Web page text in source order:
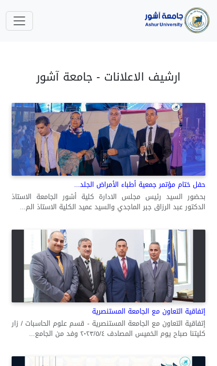
ارشيف الاعلانات - جامعة آشور
حفل ختام مؤتمر جمعية أطباء الأمراض الجلد...
بحضور السيد رئيس مجلس الادارة كلية أشور الجامعة الاستاذ
الدكتور عبد الرزاق جبر الماجدي والسيد عميد الكلية الاستاذ الم...
إتفاقية التعاون مع الجامعة المستنصرية
إتفاقية التعاون مع الجامعة المستنصرية - قسم علوم الحاسبات / زار
كليتنا صباح يوم الخميس المصادف ٢٠٢٣/٥/٤ وفد من الجامع...